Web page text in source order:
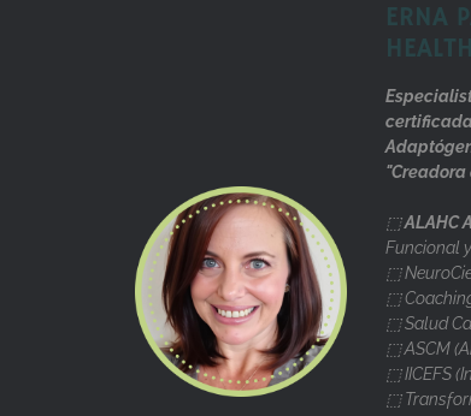
ERNA
"Creadora
⬚ALAHC
Funcional
⬚
⬚
⬚ Salud
⬚ ASCM
⬚ IICEFS
⬚